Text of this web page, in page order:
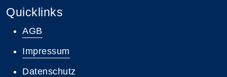
Quicklinks
AGB
Impressum
Datenschutz